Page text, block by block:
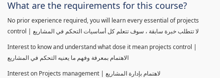
What are the requirements for this course?
No prior experience required, you will learn every essential of projects
control | لا تتطلب خبرة سابقة ، سوف تتعلم كل أساسيات التحكم في المشاريع
Interest to know and understand what dose it mean projects control |
الاهتمام بمعرفة وفهم ما يعنيه التحكم في المشاريع
Interest on Projects management | لاهتمام بإدارة المشاريع